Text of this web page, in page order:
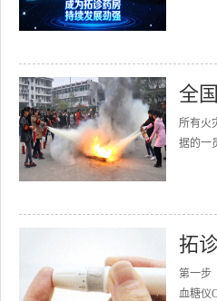
全
所有火
据的一
拓
第一步
血糖仪